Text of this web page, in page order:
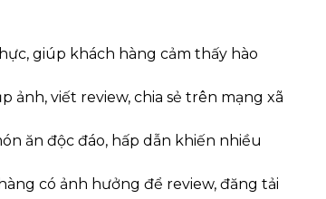
giúp khách hàng cảm thấy hào
ảnh, viết review, chia sẻ trên mạng xã
ăn độc đáo, hấp dẫn khiến nhiều
có ảnh hưởng để review, đăng tải